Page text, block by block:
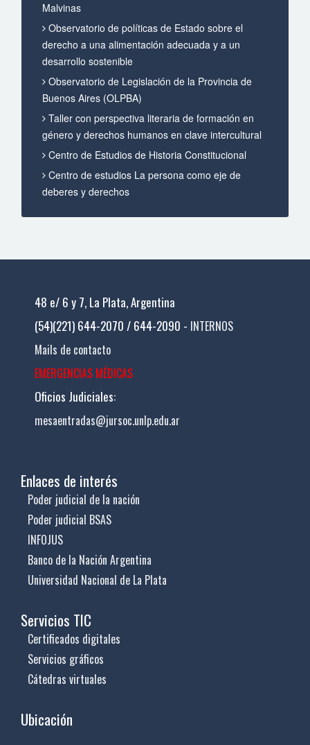
Malvinas
Observatorio de políticas de Estado sobre el
derecho a una alimentación adecuada y a un
desarrollo sostenible
Observatorio de Legislación de la Provincia de
Buenos Aires (OLPBA)
Taller con perspectiva literaria de formación en
género y derechos humanos en clave intercultural
Centro de Estudios de Historia Constitucional
Centro de estudios La persona como eje de
deberes y derechos
48 e/ 6 y 7, La Plata, Argentina
(54)(221) 644-2070 / 644-2090 - INTERNOS
Mails de contacto
EMERGENCIAS MÉDICAS
Oficios Judiciales:
mesaentradas@jursoc.unlp.edu.ar
Enlaces de interés
Poder judicial de la nación
Poder judicial BSAS
INFOJUS
Banco de la Nación Argentina
Universidad Nacional de La Plata
Servicios TIC
Certificados digitales
Servicios gráficos
Cátedras virtuales
Ubicación